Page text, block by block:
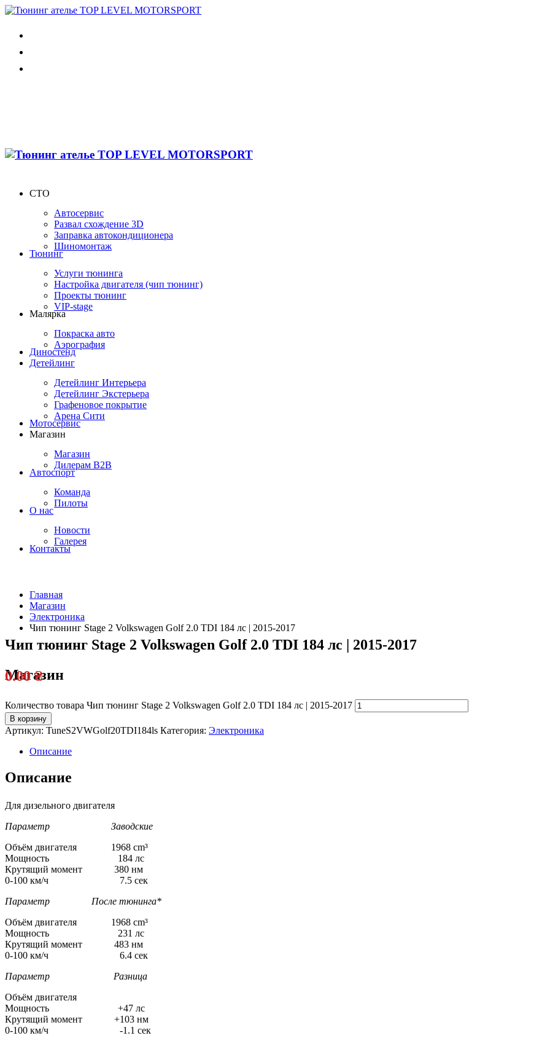
СТО
Автосервис
Развал схождение 3D
Заправка автокондиционера
Шиномонтаж
Тюнинг
Услуги тюнинга
Настройка двигателя (чип тюнинг)
Проекты тюнинг
VIP-stage
Малярка
Покраска авто
Аэрография
Диностенд
Детейлинг
Детейлинг Интерьера
Детейлинг Экстерьера
Графеновое покрытие
Арена Сити
Мотосервис
Магазин
Магазин
Дилерам B2B
Автоспорт
Команда
Пилоты
О нас
Новости
Галерея
Контакты
Главная
Магазин
Электроника
Чип тюнинг Stage 2 Volkswagen Golf 2.0 TDI 184 лс | 2015-2017
Магазин
Чип тюнинг Stage 2 Volkswagen Golf 2.0 TDI 184 лс | 2015-2017
0.00₴
Количество товара Чип тюнинг Stage 2 Volkswagen Golf 2.0 TDI 184 лс | 2015-2017
В корзину
Артикул: TuneS2VWGolf20TDI184ls Категория: Электроника
Описание
Описание
Для дизельного двигателя
Параметр Заводские
Объём двигателя 1968 cm³
Мощность 184 лс
Крутящий момент 380 нм
0-100 км/ч 7.5 сек
Параметр После тюнинга*
Объём двигателя 1968 cm³
Мощность 231 лс
Крутящий момент 483 нм
0-100 км/ч 6.4 сек
Параметр Разница
Объём двигателя
Мощность +47 лс
Крутящий момент +103 нм
0-100 км/ч -1.1 сек